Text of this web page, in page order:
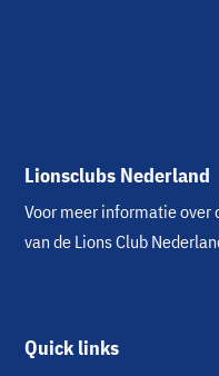
Lionsclubs Nederland
Voor meer informatie
van de Lions Club
Quick links